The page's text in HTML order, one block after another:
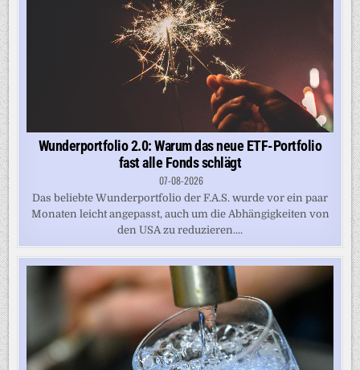
Wunderportfolio 2.0: Warum das neue ETF-Portfolio
fast alle Fonds schlägt
07-08-2026
Das beliebte Wunderportfolio der F.A.S. wurde vor ein paar
Monaten leicht angepasst, auch um die Abhängigkeiten von
den USA zu reduzieren....